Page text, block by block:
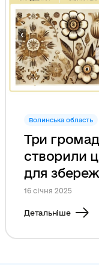
Волинська область
Три
створили
для
спадщини
16 січня 2025
Детальніше